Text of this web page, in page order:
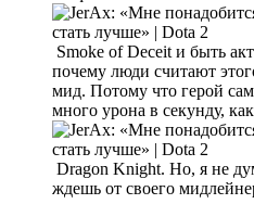
Smoke of Deceit и быть
почему люди считают
мид. Потому что герой
много урона в секунду,
Dragon Knight. Но, я не
ждешь от своего